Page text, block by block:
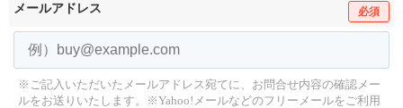
メールアドレス 必須
※ご記入いただいたメールアドレス宛てに、お問合せ内容の確認メー
ルをお送りいたします。
※Yahoo!メールなどのフリーメールをご利用